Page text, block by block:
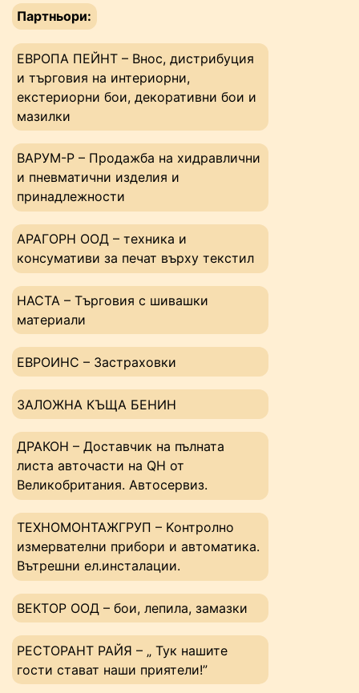
Партньори:
ЕВРОПА ПЕЙНТ – Внос, дистрибуция
и търговия на интериорни,
екстериорни бои, декоративни бои и
мазилки
ВАРУМ-Р – Продажба на хидравлични
и пневматични изделия и
принадлежности
АРАГОРН ООД – техника и
консумативи за печат върху текстил
НАСТА – Tърговия с шивашки
материали
ЕВРОИНС – Застраховки
ЗАЛОЖНА КЪЩА БЕНИН
ДРАКОН – Доставчик на пълната
листа авточасти на QH от
Великобритания. Автосервиз.
ТЕХНОМОНТАЖГРУП – Kонтролно
измервателни прибори и автоматика.
Вътрешни ел.инсталации.
ВЕКТОР ООД – бои, лепила, замазки
РЕСТОРАНТ РАЙЯ – „ Тук нашите
гости стават наши приятели!”